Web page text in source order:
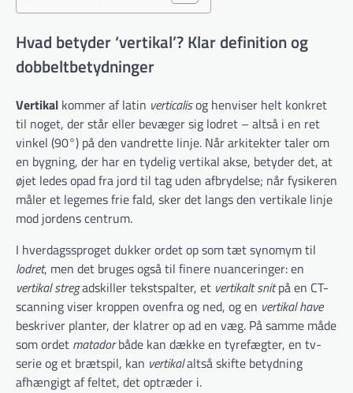
Hvad betyder ‘vertikal’? Klar definition og
dobbeltbetydninger
Vertikal kommer af latin verticalisog henviser helt konkret
til noget, der står eller bevæger sig lodret – altså i en ret
vinkel (90°) på den vandrette linje. Når arkitekter taler om
en bygning, der har en tydelig vertikal akse, betyder det, at
øjet ledes opad fra jord til tag uden afbrydelse; når fysikeren
måler et legemes frie fald, sker det langs den vertikale linje
mod jordens centrum.
I hverdagssproget dukker ordet op som tæt synomym til
lodret, men det bruges også til finere nuanceringer: en
vertikal stregadskiller tekstspalter, et vertikalt snitpå en CT-
scanning viser kroppen ovenfra og ned, og en vertikal have
beskriver planter, der klatrer op ad en væg. På samme måde
som ordet matadorbåde kan dække en tyrefægter, en tv-
serie og et brætspil, kan vertikalaltså skifte betydning
afhængigt af feltet, det optræder i.